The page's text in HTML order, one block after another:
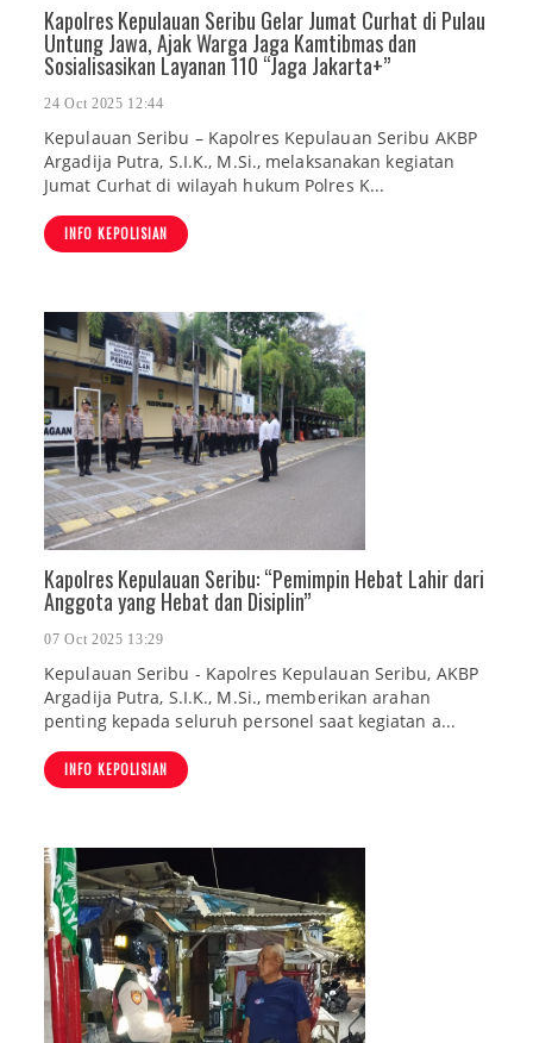
Kapolres Kepulauan Seribu Gelar Jumat Curhat di Pulau
Untung Jawa, Ajak Warga Jaga Kamtibmas dan
Sosialisasikan Layanan 110 “Jaga Jakarta+”
24 Oct 2025 12:44
Kepulauan Seribu – Kapolres Kepulauan Seribu AKBP
Argadija Putra, S.I.K., M.Si., melaksanakan kegiatan
Jumat Curhat di wilayah hukum Polres K...
INFO KEPOLISIAN
Kapolres Kepulauan Seribu: “Pemimpin Hebat Lahir dari
Anggota yang Hebat dan Disiplin”
07 Oct 2025 13:29
Kepulauan Seribu - Kapolres Kepulauan Seribu, AKBP
Argadija Putra, S.I.K., M.Si., memberikan arahan
penting kepada seluruh personel saat kegiatan a...
INFO KEPOLISIAN